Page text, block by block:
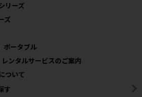
リーズ
ズ
ポータブル
ンタルサービスのご案内
ついて​
す